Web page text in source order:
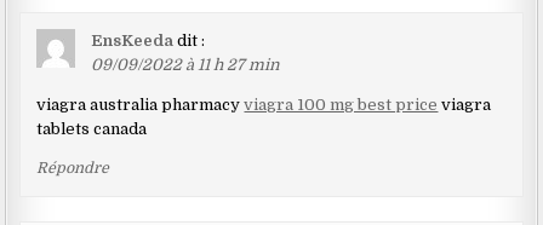
EnsKeeda dit :
09/09/2022 à 11 h 27 min
viagra australia pharmacyviagra 100 mg best price viagra
tablets canada
Répondre